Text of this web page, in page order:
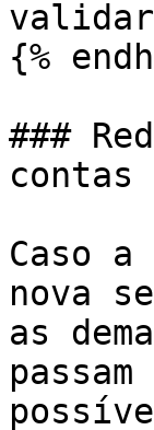
{%
###
contas
Caso
nova
as